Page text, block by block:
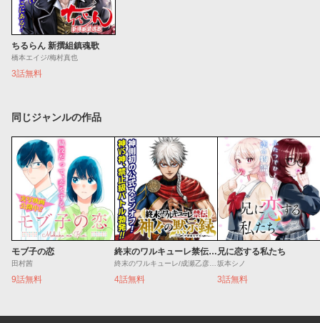
ちるらん 新撰組鎮魂歌
橋本エイジ/梅村真也
3話無料
同じジャンルの作品
モブ子の恋
田村茜
9話無料
終末のワルキューレ禁伝 神々の黙示録
終末のワルキューレ/成瀬乙彦/岡本一兵
4話無料
兄に恋する私たち
坂本シノ
3話無料